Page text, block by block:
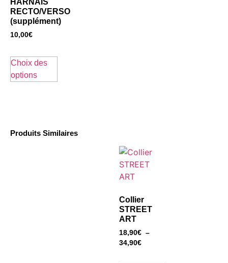
RECTO/VERSO
(supplément)
10,00€
Choix des
options
Produits Similaires
Collier
STREET
ART
18,90€ –
34,90€